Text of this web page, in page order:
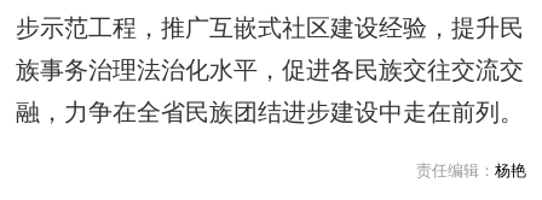
步示范工程，推广互嵌式社区建设经验，提升民
族事务治理法治化水平，促进各民族交往交流交
融，力争在全省民族团结进步建设中走在前列。
责任编辑： 杨艳